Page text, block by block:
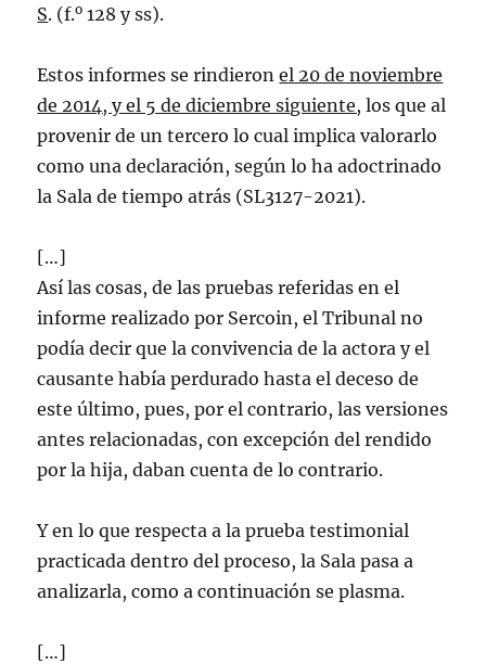
S. (f.o 128 y ss).
Estos informes se rindieronel 20 de noviembre
de 2014, y el 5 de diciembre siguiente, los que al
provenir de un tercero lo cual implica valorarlo
como una declaración, según lo ha adoctrinado
la Sala de tiempo atrás (SL3127-2021).
[…]
Así las cosas, de las pruebas referidas en el
informe realizado por Sercoin, el Tribunal no
podía decir que la convivencia de la actora y el
causante había perdurado hasta el deceso de
este último, pues, por el contrario, las versiones
antes relacionadas, con excepción del rendido
por la hija, daban cuenta de lo contrario.
Y en lo que respecta a la prueba testimonial
practicada dentro del proceso, la Sala pasa a
analizarla, como a continuación se plasma.
[…]